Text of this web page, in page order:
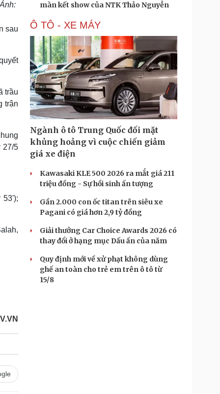
sau
trầu
trận
27/5
53');
màn kết show của NTK Thảo Nguyễn
Ô TÔ - XE MÁY
Ngành ô tô Trung Quốc đối mặt
khủng hoảng vì cuộc chiến giảm
giá xe điện
Kawasaki KLE 500 2026 ra mắt giá 211
triệu đồng - Sự hồi sinh ấn tượng
Gần 2.000 con ốc titan trên siêu xe
Pagani có giá hơn 2,9 tỷ đồng
Giải thưởng Car Choice Awards 2026 có
thay đổi ở hạng mục Dấu ấn của năm
Quy định mới về xử phạt không dùng
ghế an toàn cho trẻ em trên ô tô từ
15/8